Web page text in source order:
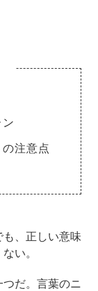
注意点
、正しい意味
い。
つだ。言葉のニ